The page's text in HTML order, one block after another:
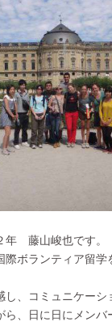
年 藤山峻也です。
際ボランティア留
し、コミュニケーシ
ら、日に日にメン